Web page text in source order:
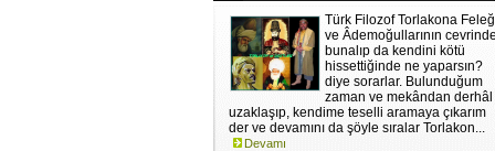
Türk Filozof Torlakona
ve Âdemoğullarının
bunalıp da kendini kötü
hissettiğinde ne yaparsın?
diye sorarlar. Bulunduğum
zaman ve mekândan derhâl
uzaklaşıp, kendime teselli aramaya çıkarım
der ve devamını da şöyle sıralar Torlakon...
Devamı